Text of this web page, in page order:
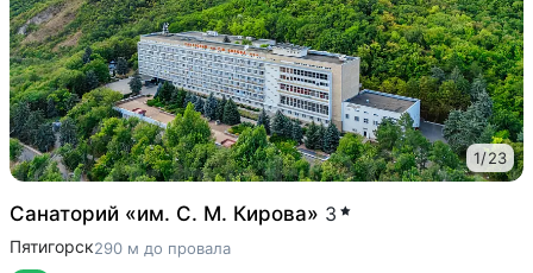
1/23
Санаторий «им. С. М. Кирова» 3
Пятигорск290 м до провала